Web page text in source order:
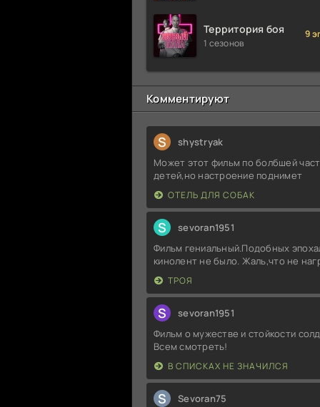
Территория боя
1 сезонов
9
Комментируют
S shystryak
Может этот фильм по болбшей
детей,но настроение поднимет
ОТЕЛЬ ДЛЯ СОБАК
S sevoran1951
Фильм гениальный.Подобных
кинолент не было. Жаль,что не
ТРОЯ
S sevoran1951
Фильм о мужестве и стойкости
Всем смотреть!
В СПИСКАХ НЕ ЗНАЧИЛСЯ
S Sevoran75